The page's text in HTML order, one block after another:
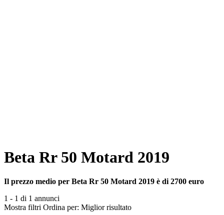
Beta Rr 50 Motard 2019
Il prezzo medio per Beta Rr 50 Motard 2019 è di 2700 euro
1 - 1 di 1 annunci
Mostra filtri Ordina per: Miglior risultato